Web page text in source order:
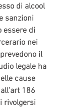
di alcool
sanzioni
essere di
nei
il
legale ha
cause
186
rivolgersi